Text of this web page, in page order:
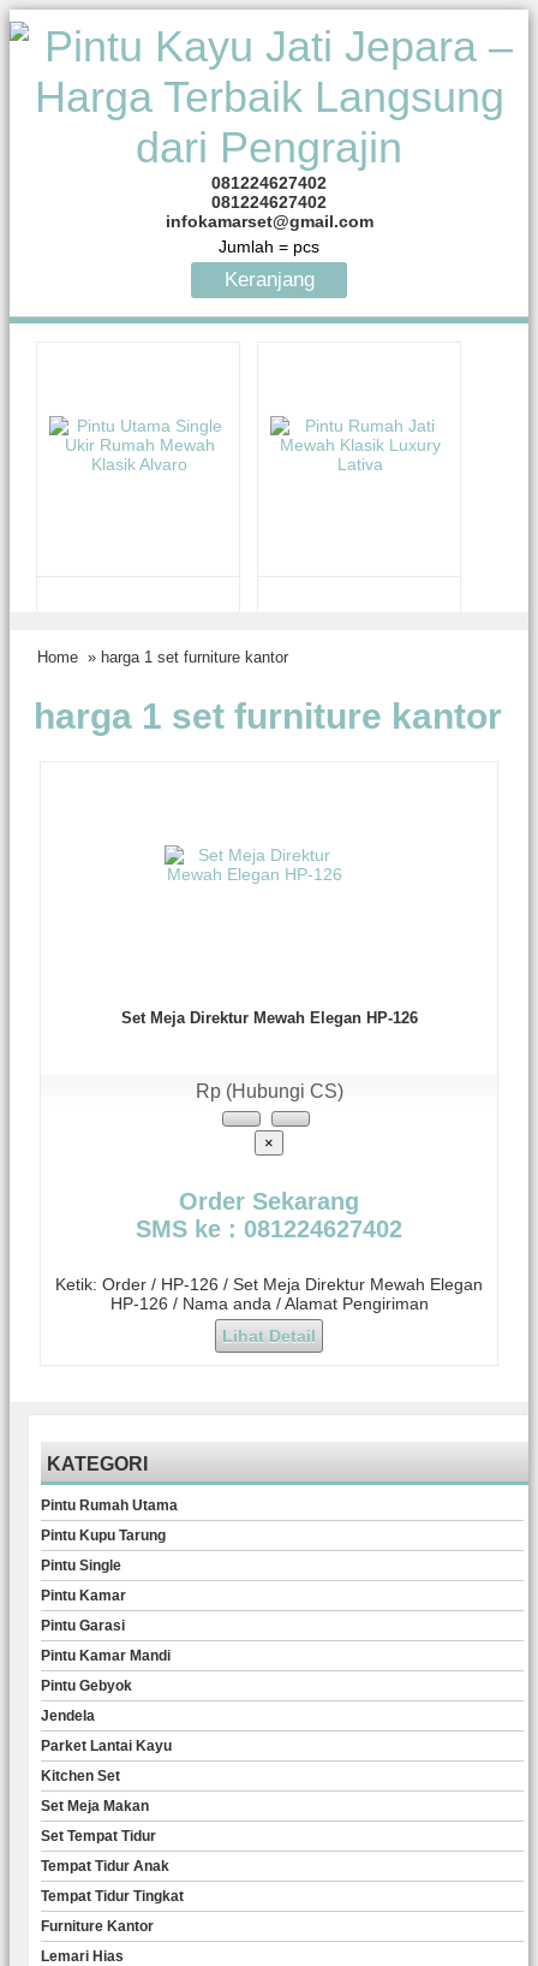
081224627402
081224627402
infokamarset@gmail.com
Jumlah = pcs
Keranjang
Home » harga 1 set furniture kantor
harga 1 set furniture kantor
Set Meja Direktur Mewah Elegan HP-126
Rp (Hubungi CS)
×
Order Sekarang
SMS ke : 081224627402
Ketik: Order / HP-126 / Set Meja Direktur Mewah Elegan
HP-126 / Nama anda / Alamat Pengiriman
Lihat Detail
KATEGORI
Pintu Rumah Utama
Pintu Kupu Tarung
Pintu Single
Pintu Kamar
Pintu Garasi
Pintu Kamar Mandi
Pintu Gebyok
Jendela
Parket Lantai Kayu
Kitchen Set
Set Meja Makan
Set Tempat Tidur
Tempat Tidur Anak
Tempat Tidur Tingkat
Furniture Kantor
Lemari Hias